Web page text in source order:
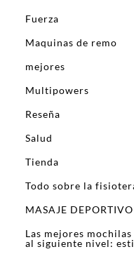
Fuerza
Maquinas de remo
mejores
Multipowers
Reseña
Salud
Tienda
Todo sobre la
MASAJE DEPORTIVO
Las mejores
al siguiente nivel: